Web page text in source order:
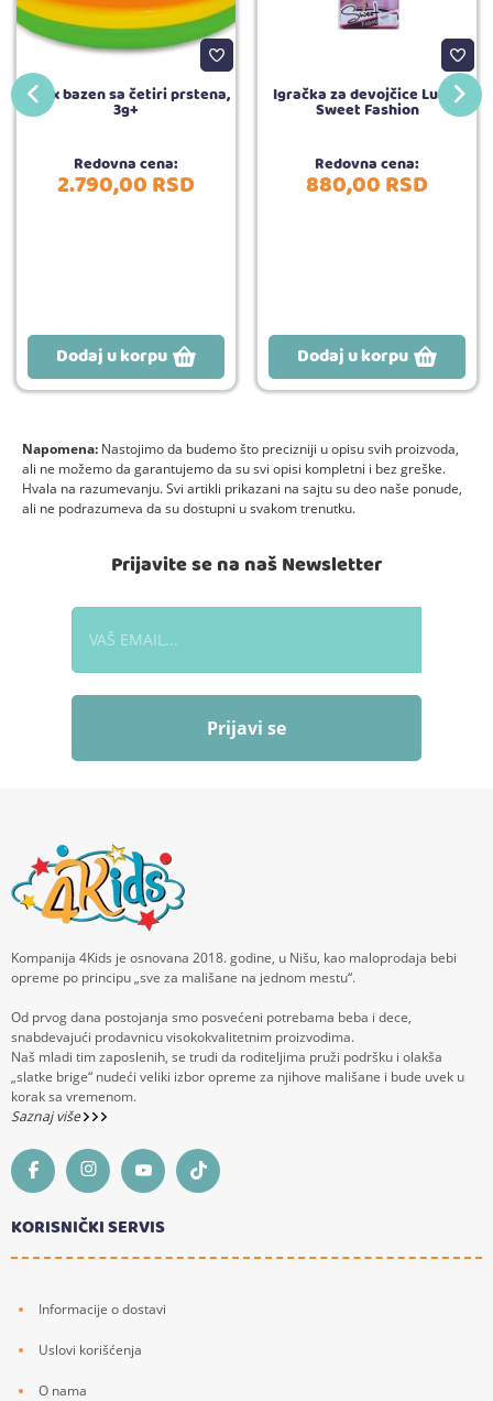
Intex bazen sa četiri prstena,
3g+
Redovna cena:
2.790,00RSD
Dodaj u korpu
Igračka za devojčice Lutka
Sweet Fashion
Redovna cena:
880,00RSD
Dodaj u korpu
Napomena: Nastojimo da budemo što precizniji u opisu svih proizvoda,
ali ne možemo da garantujemo da su svi opisi kompletni i bez greške.
Hvala na razumevanju. Svi artikli prikazani na sajtu su deo naše ponude,
ali ne podrazumeva da su dostupni u svakom trenutku.
Prijavite se na naš Newsletter
Prijavi se
Kompanija 4Kids je osnovana 2018. godine, u Nišu, kao maloprodaja bebi
opreme po principu „sve za mališane na jednom mestu“.
Od prvog dana postojanja smo posvećeni potrebama beba i dece,
snabdevajući prodavnicu visokokvalitetnim proizvodima.
Naš mladi tim zaposlenih, se trudi da roditeljima pruži podršku i olakša
„slatke brige“ nudeći veliki izbor opreme za njihove mališane i bude uvek u
korak sa vremenom.
Saznaj više
KORISNIČKI SERVIS
Informacije o dostavi
Uslovi korišćenja
O nama